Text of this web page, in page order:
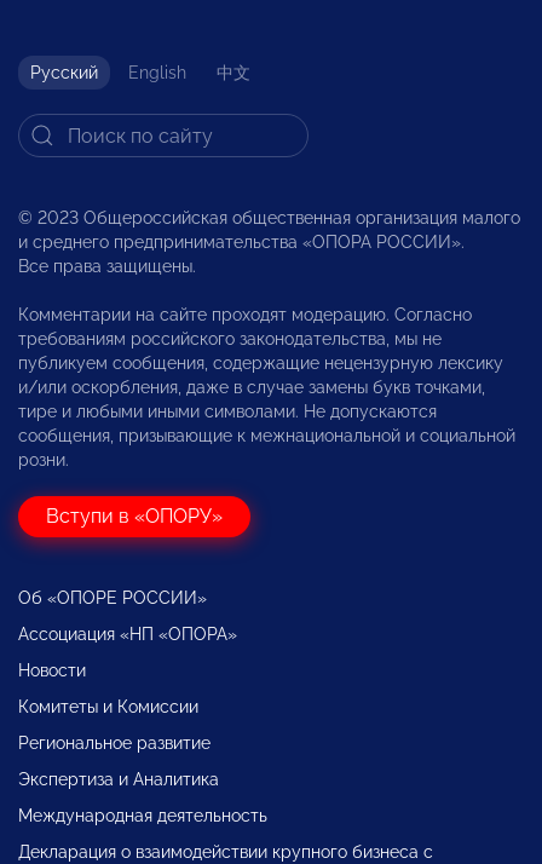
Русский English 中文
© 2023 Общероссийская общественная организация малого
и среднего предпринимательства «ОПОРА РОССИИ».
Все права защищены.
Комментарии на сайте проходят модерацию. Согласно
требованиям российского законодательства, мы не
публикуем сообщения, содержащие нецензурную лексику
и/или оскорбления, даже в случае замены букв точками,
тире и любыми иными символами. Не допускаются
сообщения, призывающие к межнациональной и социальной
розни.
Вступи в «ОПОРУ»
Об «ОПОРЕ РОССИИ»
Ассоциация «НП «ОПОРА»
Новости
Комитеты и Комиссии
Региональное развитие
Экспертиза и Аналитика
Международная деятельность
Декларация о взаимодействии крупного бизнеса с